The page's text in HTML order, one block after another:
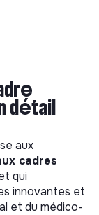
détail
aux
cadres
qui
innovantes et
et du médico-